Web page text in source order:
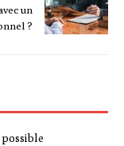
un
?